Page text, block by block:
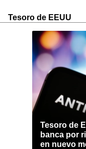
Tesoro de EEUU
Tesoro de
banca por
en nuevo